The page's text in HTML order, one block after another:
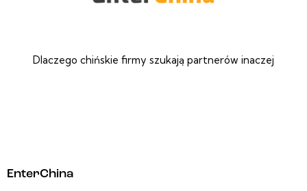
Dlaczego chińskie firmy szukają partnerów inaczej
EnterChina